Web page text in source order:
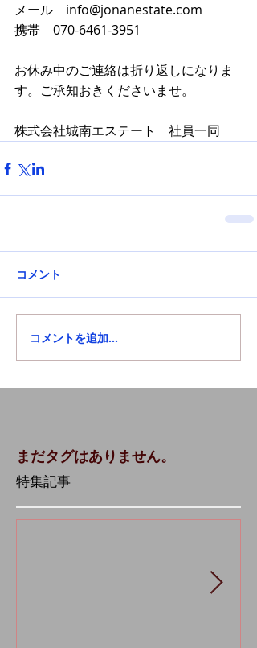
メール　info@jonanestate.com
携帯　070-6461-3951
お休み中のご連絡は折り返しになりま
す。ご承知おきくださいませ。
株式会社城南エステート　社員一同
コメント
コメントを追加…
まだタグはありません。
特集記事